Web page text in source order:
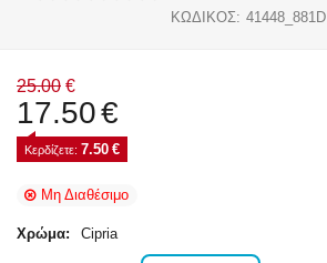
ΚΩΔΙΚΟΣ: 41448_881D
25.00 €
17.50€
Κερδίζετε: 7.50 €
Μη Διαθέσιμο
Χρώμα: Cipria